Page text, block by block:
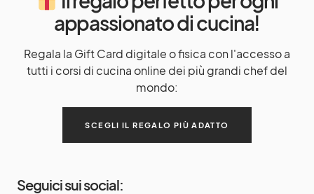
appassionato di cucina!
Regala la Gift Card digitale o fisica con l'accesso a
tutti i corsi di cucina online dei più grandi chef del
mondo:
SCEGLI IL REGALO PIÙ ADATTO
Seguici sui social: